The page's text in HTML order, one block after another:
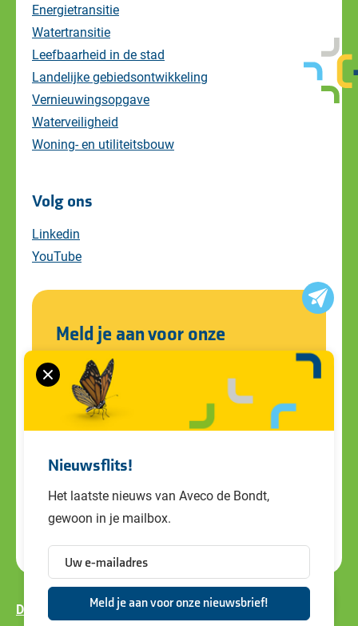
Nieuwsflits!
Het laatste nieuws van Aveco de Bondt,
gewoon in je mailbox.
Energietransitie
Watertransitie
Leefbaarheid in de stad
Landelijke gebiedsontwikkeling
Vernieuwingsopgave
Waterveiligheid
Woning- en utiliteitsbouw
Volg ons
Linkedin
YouTube
Meld je aan voor onze
nieuwsbrief
Blijf op de hoogte van alle ontwikkelingen
en ons laatste nieuws. Schrijf je in voor de
Disclaimer Privacy policy
Cookiebeleid